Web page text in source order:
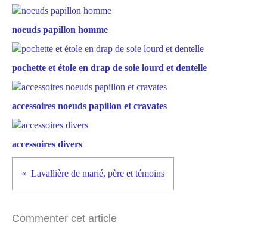
noeuds papillon homme
pochette et étole en drap de soie lourd et dentelle
accessoires noeuds papillon et cravates
accessoires divers
Lavallière de marié, père et témoins
Commenter cet article